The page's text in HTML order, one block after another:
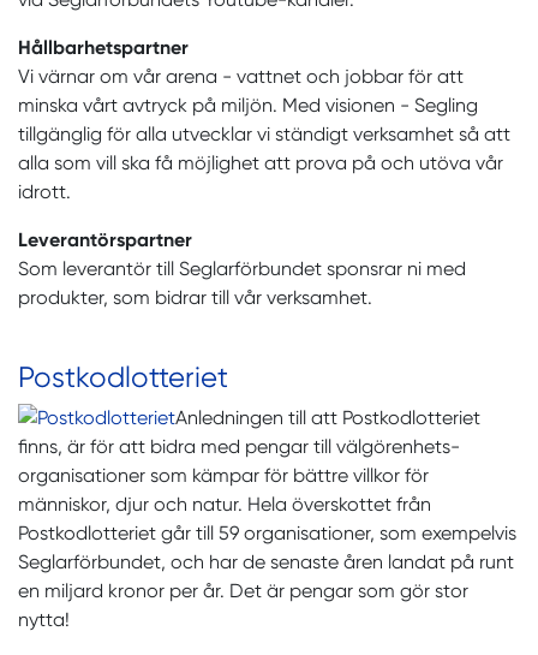
Hållbarhetspartner
Vi värnar om vår arena - vattnet och jobbar för att
minska vårt avtryck på miljön. Med visionen - Segling
tillgänglig för alla utvecklar vi ständigt verksamhet så att
alla som vill ska få möjlighet att prova på och utöva vår
idrott.
Leverantörspartner
Som leverantör till Seglarförbundet sponsrar ni med
produkter, som bidrar till vår verksamhet.
Postkodlotteriet
Anledningen till att Postkodlotteriet
finns, är för att bidra med pengar till välgörenhets­
organisationer som kämpar för bättre villkor för
människor, djur och natur. Hela överskottet från
Postkodlotteriet går till 59 organisationer, som exempelvis
Seglarförbundet, och har de senaste åren landat på runt
en miljard kronor per år. Det är pengar som gör stor
nytta!